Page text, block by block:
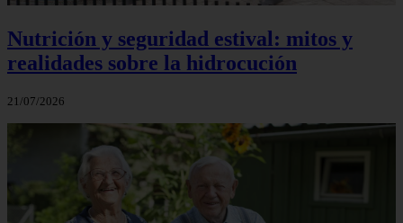
Nutrición y seguridad estival: mitos y
realidades sobre la hidrocución
21/07/2026